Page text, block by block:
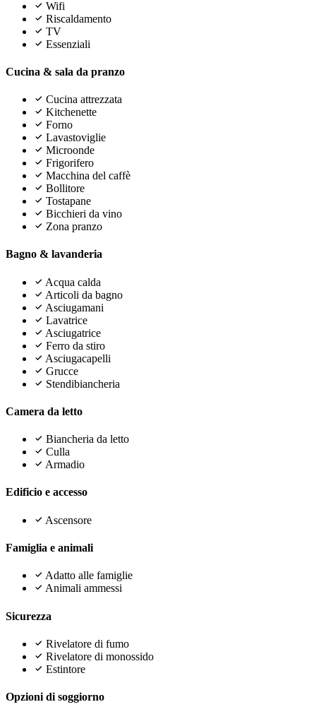
Wifi
Riscaldamento
TV
Essenziali
Cucina & sala da pranzo
Cucina attrezzata
Kitchenette
Forno
Lavastoviglie
Microonde
Frigorifero
Macchina del caffè
Bollitore
Tostapane
Bicchieri da vino
Zona pranzo
Bagno & lavanderia
Acqua calda
Articoli da bagno
Asciugamani
Lavatrice
Asciugatrice
Ferro da stiro
Asciugacapelli
Grucce
Stendibiancheria
Camera da letto
Biancheria da letto
Culla
Armadio
Edificio e accesso
Ascensore
Famiglia e animali
Adatto alle famiglie
Animali ammessi
Sicurezza
Rivelatore di fumo
Rivelatore di monossido
Estintore
Opzioni di soggiorno